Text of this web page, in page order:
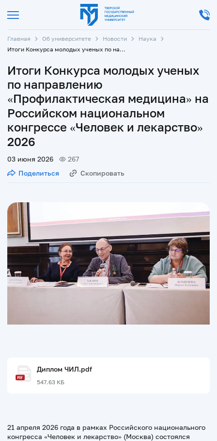
Главная Об университете Новости
Наука
Итоги Конкурса молодых ученых по направлению «Профилактическая медицина» на Российском национальном конгрессе «Человек и лекарство» 2026
Итоги Конкурса молодых ученых
по направлению
«Профилактическая медицина» на
Российском национальном
конгрессе «Человек и лекарство»
2026
03 июня 2026
267
Поделиться
Скопировать
Диплом ЧИЛ.pdf
547.63 КБ
21 апреля 2026 года в рамках Российского национального
конгресса «Человек и лекарство» (Москва) состоялся